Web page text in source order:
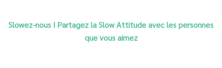
Slowez-nous ! Partagez la Slow Attitude avec les personnes
que vous aimez